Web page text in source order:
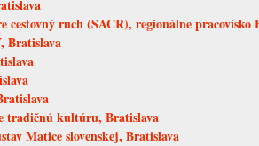
cestovný ruch (SACR), regionálne pracovisko
Bratislava
tradičnú kultúru, Bratislava
Matice slovenskej, Bratislava